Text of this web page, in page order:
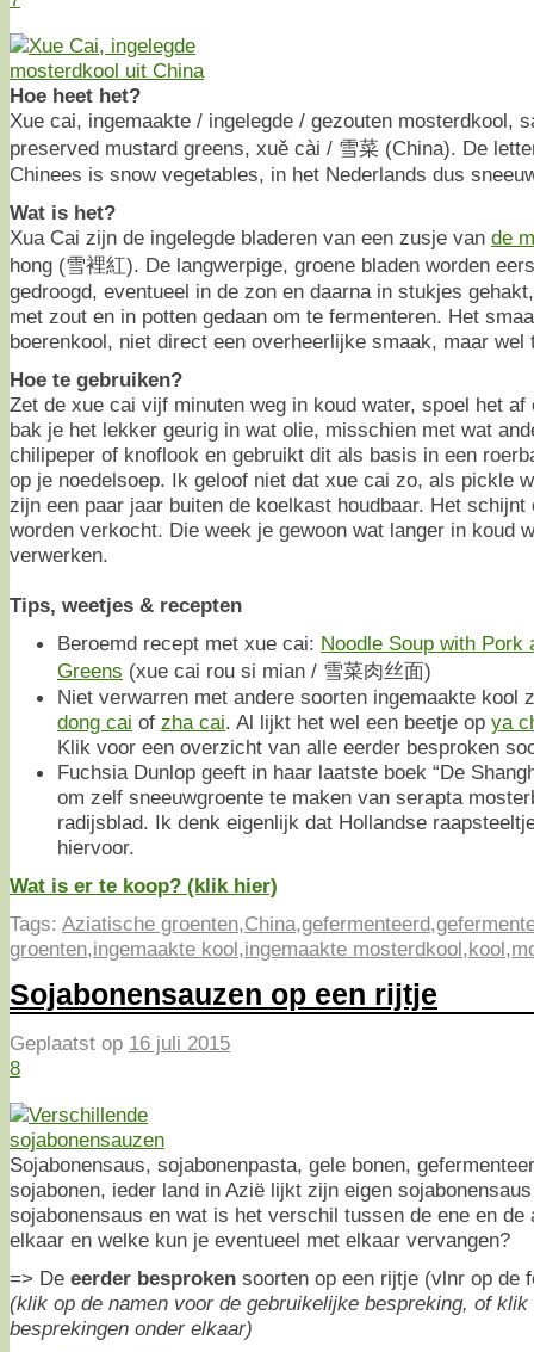
Hoe heet het?
Xue cai, ingemaakte / ingelegde / gezouten mosterdkool,
preserved mustard greens, xuě cài / 雪菜 (China). De
Chinees is snow vegetables, in het Nederlands dus
Wat is het?
Xua Cai zijn de ingelegde bladeren van een zusje van de
hong (雪裡紅). De langwerpige, groene bladen worden
gedroogd, eventueel in de zon en daarna in stukjes
met zout en in potten gedaan om te fermenteren. Het
boerenkool, niet direct een overheerlijke smaak, maar wel
Hoe te gebruiken?
Zet de xue cai vijf minuten weg in koud water, spoel het
bak je het lekker geurig in wat olie, misschien met wat
chilipeper of knoflook en gebruikt dit als basis in een
op je noedelsoep. Ik geloof niet dat xue cai zo, als pickle
zijn een paar jaar buiten de koelkast houdbaar. Het
worden verkocht. Die week je gewoon wat langer in koud
verwerken.
Tips, weetjes & recepten
Beroemd recept met xue cai: Noodle Soup with Pork
Greens (xue cai rou si mian / 雪菜肉丝面)
Niet verwarren met andere soorten ingemaakte kool
dong cai of zha cai. Al lijkt het wel een beetje op ya
Klik voor een overzicht van alle eerder besproken
Fuchsia Dunlop geeft in haar laatste boek “De
om zelf sneeuwgroente te maken van serapta
radijsblad. Ik denk eigenlijk dat Hollandse
hiervoor.
Wat is er te koop? (klik hier)
Tags: Aziatische groenten,China,gefermenteerd,
groenten,ingemaakte kool,ingemaakte mosterdkool,kool,
Sojabonensauzen op een rijtje
Geplaatst op 16 juli 2015
8
Sojabonensaus, sojabonenpasta, gele bonen,
sojabonen, ieder land in Azië lijkt zijn eigen
sojabonensaus en wat is het verschil tussen de ene en de
elkaar en welke kun je eventueel met elkaar vervangen?
=> De eerder besproken soorten op een rijtje (vlnr op de
(klik op de namen voor de gebruikelijke bespreking, of klik
besprekingen onder elkaar)